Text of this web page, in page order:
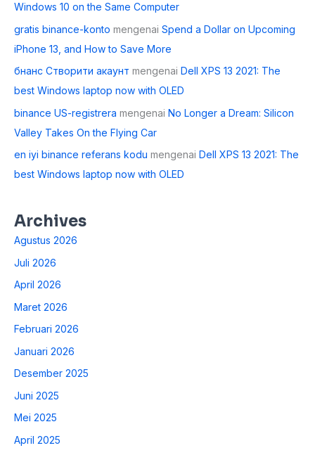
Windows 10 on the Same Computer
gratis binance-konto mengenai Spend a Dollar on Upcoming
iPhone 13, and How to Save More
бнанс Створити акаунт mengenai Dell XPS 13 2021: The
best Windows laptop now with OLED
binance US-registrera mengenai No Longer a Dream: Silicon
Valley Takes On the Flying Car
en iyi binance referans kodu mengenai Dell XPS 13 2021: The
best Windows laptop now with OLED
Archives
Agustus 2026
Juli 2026
April 2026
Maret 2026
Februari 2026
Januari 2026
Desember 2025
Juni 2025
Mei 2025
April 2025